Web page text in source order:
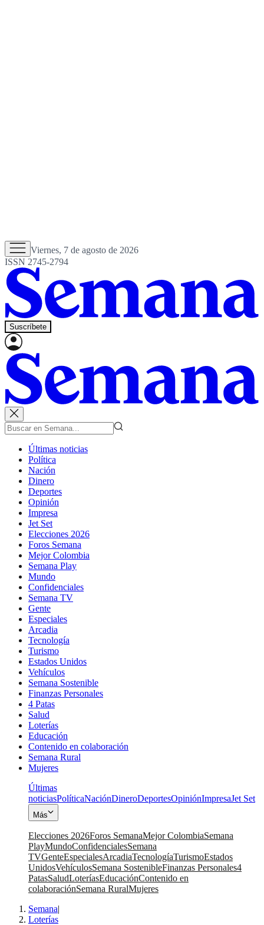
Viernes, 7 de agosto de 2026
ISSN 2745-2794
Suscríbete
Últimas noticias
Política
Nación
Dinero
Deportes
Opinión
Impresa
Jet Set
Elecciones 2026
Foros Semana
Mejor Colombia
Semana Play
Mundo
Confidenciales
Semana TV
Gente
Especiales
Arcadia
Tecnología
Turismo
Estados Unidos
Vehículos
Semana Sostenible
Finanzas Personales
4 Patas
Salud
Loterías
Educación
Contenido en colaboración
Semana Rural
Mujeres
Últimas
noticiasPolíticaNaciónDineroDeportesOpiniónImpresaJet Set
Más
Elecciones 2026Foros SemanaMejor ColombiaSemana
PlayMundoConfidencialesSemana
TVGenteEspecialesArcadiaTecnologíaTurismoEstados
UnidosVehículosSemana SostenibleFinanzas Personales4
PatasSaludLoteríasEducaciónContenido en
colaboraciónSemana RuralMujeres
Semana|
Loterías